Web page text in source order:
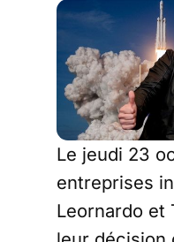
Le jeudi 23
entreprises
Leornardo et